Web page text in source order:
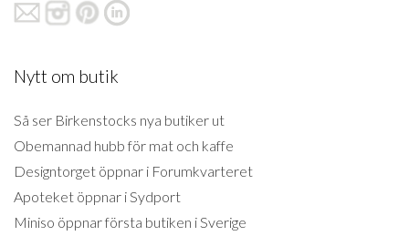
Nytt om butik
Så ser Birkenstocks nya butiker ut
Obemannad hubb för mat och kaffe
Designtorget öppnar i Forumkvarteret
Apoteket öppnar i Sydport
Miniso öppnar första butiken i Sverige